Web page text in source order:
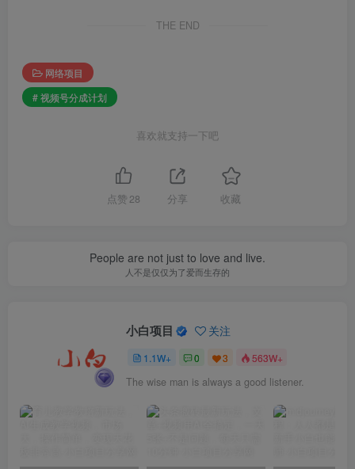
THE END
网络项目
# 视频号分成计划
喜欢就支持一下吧
点赞 28 分享 收藏
People are not just to love and live.
人不是仅仅为了爱而生存的
小白项目 关注
1.1W+ 0 3 563W+
The wise man is always a good listener.